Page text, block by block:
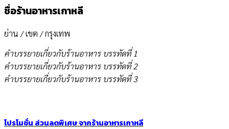
ชื่อร้านอาหารเกาหลี
ย่าน / เขต / กรุงเทพ
คำบรรยายเกี่ยวกับร้านอาหาร บรรทัดที่ 1
คำบรรยายเกี่ยวกับร้านอาหาร บรรทัดที่ 2
คำบรรยายเกี่ยวกับร้านอาหาร บรรทัดที่ 3
โปรโมชั่น ส่วนลดพิเศษ จากร้านอาหารเกาหลี